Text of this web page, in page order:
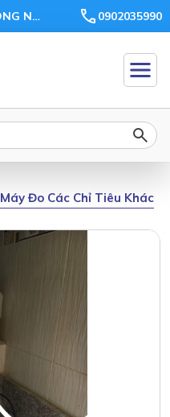
CÔNG TY TNHH THIẾT BỊ VÀ CÔNG NGHỆ CHÂU GIANG 0902035990
Máy Đo Các Chỉ Tiêu Khác